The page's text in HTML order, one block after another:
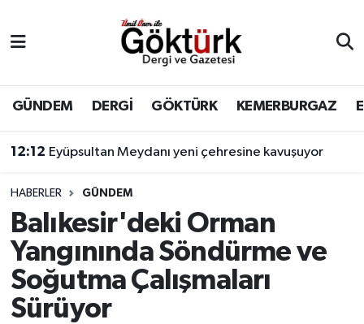
GÜNDEM DERGİ GÖKTÜRK KEMERBURGAZ
12:12 Eyüpsultan Meydanı yeni çehresine kavuşuyor
HABERLER GÜNDEM
Balıkesir'deki Orman
Yangınında Söndürme ve
Soğutma Çalışmaları
Sürüyor
BİLİM
DERGİ
DÜNYA
EĞİTİM
EKONOMİ
GÖKTÜRK
Eyüpsultan Hava Durumu
Eyüpsultan Trafik Yoğunluk Haritası
Süper Lig Puan Durumu ve Fikstür
Tüm Manşetler
Son Dakika Haberleri
Haber Arşivi